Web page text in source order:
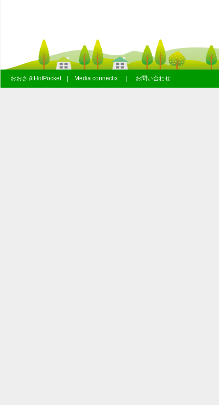
おおさきHotPocket | Media connectix ｜ お問い合わせ